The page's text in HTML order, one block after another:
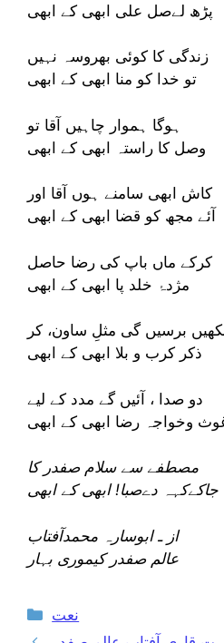
پڑھ لےصل علی ابھی کے ابھی
زندگی کا کوئی بھروسہ نہیں
تو خدا کو منا ابھی کے ابھی
ہوگا ہموار چاہیں آقا تو
وصل کا راستہ ابھی کے ابھی
کاش ابھی سامنے ہوں آقا اور
آئے مجھ کو قضا ابھی کے ابھی
کرکے ماں باپ کی رضا حاصل
مژدۂ خلد پا ابھی کے ابھی
برسیں گی مثلِ ساون، کر
ذکر کرب و بلا ابھی کے ابھی
دو صدا ، آئیں گے مدد کے لیے
وخواجہ رضا ابھی کے ابھی
مصطفے سے سلام صفدر کا
جاکےکہہ دےصبا! ابھی کے ابھی
از ـ ابوسارہ محمدآفتاب
عالم صفدر کیموری بہار
Categories
نعت